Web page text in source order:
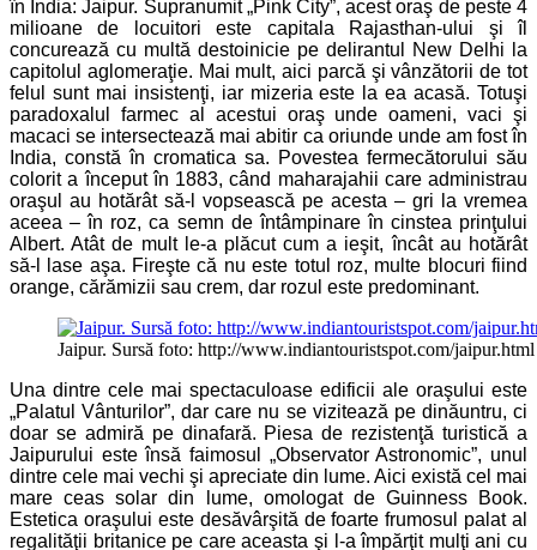
în India: Jaipur. Supranumit „Pink City”, acest oraş de peste 4
milioane de locuitori este capitala Rajasthan-ului şi îl
concurează cu multă destoinicie pe delirantul New Delhi la
capitolul aglomeraţie. Mai mult, aici parcă şi vânzătorii de tot
felul sunt mai insistenţi, iar mizeria este la ea acasă. Totuşi
paradoxalul farmec al acestui oraş unde oameni, vaci şi
macaci se intersectează mai abitir ca oriunde unde am fost în
India, constă în cromatica sa. Povestea fermecătorului său
colorit a început în 1883, când maharajahii care administrau
oraşul au hotărât să-l vopsească pe acesta – gri la vremea
aceea – în roz, ca semn de întâmpinare în cinstea prinţului
Albert. Atât de mult le-a plăcut cum a ieşit, încât au hotărât
să-l lase aşa. Fireşte că nu este totul roz, multe blocuri fiind
orange, cărămizii sau crem, dar rozul este predominant.
Jaipur. Sursă foto: http://www.indiantouristspot.com/jaipur.html
Una dintre cele mai spectaculoase edificii ale oraşului este
„Palatul Vânturilor”, dar care nu se vizitează pe dinăuntru, ci
doar se admiră pe dinafară. Piesa de rezistenţă turistică a
Jaipurului este însă faimosul „Observator Astronomic”, unul
dintre cele mai vechi şi apreciate din lume. Aici există cel mai
mare ceas solar din lume, omologat de Guinness Book.
Estetica oraşului este desăvârşită de foarte frumosul palat al
regalităţii britanice pe care aceasta şi l-a împărţit mulţi ani cu